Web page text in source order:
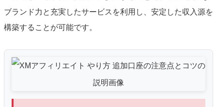
ブランド力と充実したサービスを利用し、安定した収入源を
構築することが可能です。